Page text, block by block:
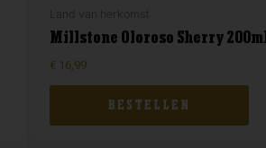
Millstone Oloroso Sherry 200ml
€ 16,99
BESTELLEN